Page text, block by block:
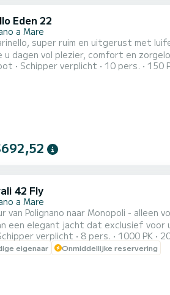
Eden 22
a Mare
super ruim en uitgerust met
u dagen vol plezier, comfort en
Schipper verplicht 10 pers. 150
42 Fly
a Mare
van Polignano naar Monopoli - alleen
een elegant jacht dat exclusief voor
zijn zeegrotten, kristalheldere
Selectie van lokale snacks en vers
verplicht 8 pers. 1000 PK
eigenaar Onmiddellijke reservering